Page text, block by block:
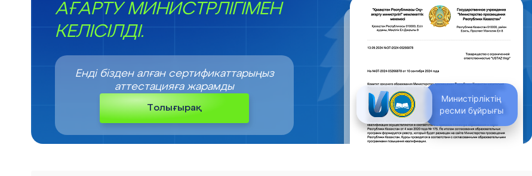
АҒАРТУ МИНИСТРЛІГІМЕН
КЕЛІСІЛДІ.
Министірліктің
ресми бұйрығы
Енді бізден алған сертификаттарыңыз
аттестацияға жарамды
Толығырақ